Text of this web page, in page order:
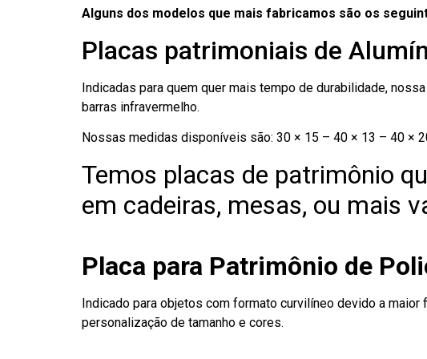
Alguns dos modelos que mais fabricamos são os
Placas patrimoniais de
Indicadas para quem quer mais tempo de durabilidade,
barras infravermelho.
Nossas medidas disponíveis são: 30 × 15 – 40 × 13 – 40 ×
Temos placas de patrimônio
em cadeiras, mesas, ou mais
Placa para Patrimônio de
Indicado para objetos com formato curvilíneo devido a
personalização de tamanho e cores.